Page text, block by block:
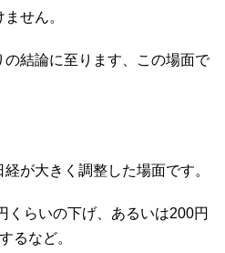
せん。
結論に至ります、この場面で
が大きく調整した場面です。
くらいの下げ、あるいは200円
るなど。